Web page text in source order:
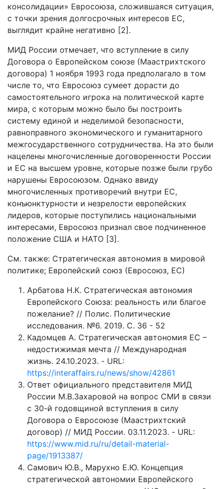
консолидации» Евросоюза, сложившаяся ситуация,
с точки зрения долгосрочных интересов ЕС,
выглядит крайне негативно [2].
МИД России отмечает, что вступление в силу
Договора о Европейском союзе (Маастрихтского
договора) 1 ноября 1993 года предполагало в том
числе то, что Евросоюз сумеет дорасти до
самостоятельного игрока на политической карте
мира, с которым можно было бы построить
систему единой и неделимой безопасности,
равноправного экономического и гуманитарного
межгосударственного сотрудничества. На это были
нацелены многочисленные договоренности России
и ЕС на высшем уровне, которые позже были грубо
нарушены Евросоюзом. Однако ввиду
многочисленных противоречий внутри ЕС,
конъюнктурности и незрелости европейских
лидеров, которые поступились национальными
интересами, Евросоюз признал свое подчиненное
положение США и НАТО [3].
См. также: Стратегическая автономия в мировой
политике; Европейский союз (Евросоюз, ЕС)
Арбатова Н.К. Стратегическая автономия
Европейского Союза: реальность или благое
пожелание? // Полис. Политические
исследования. №6. 2019. С. 36 - 52
Кадомцев А. Стратегическая автономия ЕС –
недостижимая мечта // Международная
жизнь. 24.10.2023. - URL:
https://interaffairs.ru/news/show/42861
Ответ официального представителя МИД
России М.В.Захаровой на вопрос СМИ в связи
с 30-й годовщиной вступления в силу
Договора о Евросоюзе (Маастрихтский
договор) // МИД России. 03.11.2023. - URL:
https://www.mid.ru/ru/detail-material-
page/1913387/
Самович Ю.В., Марухно Е.Ю. Концепция
стратегической автономии Европейского